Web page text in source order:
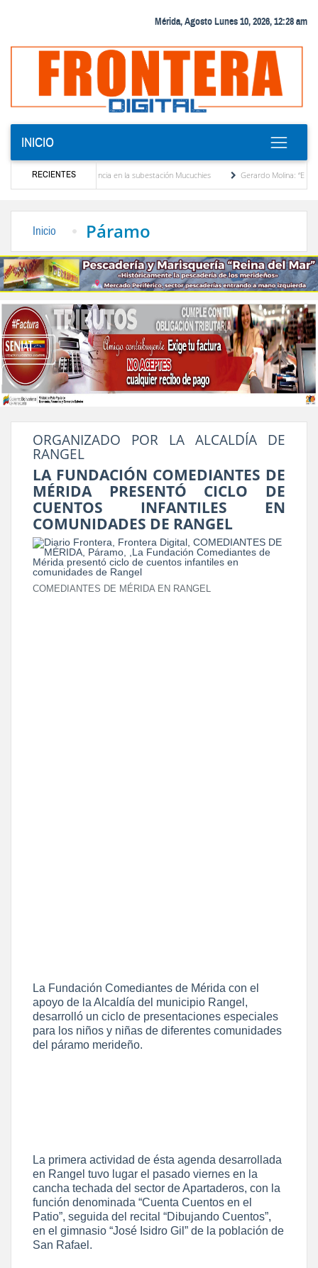
Mérida, Agosto Lunes 10, 2026, 12:28 am
INICIO
RECIENTES
de potencia en la subestación Mucuchies
Gerardo Molina: “El
Inicio Páramo
ORGANIZADO POR LA ALCALDÍA DE
RANGEL
LA FUNDACIÓN COMEDIANTES DE
MÉRIDA PRESENTÓ CICLO DE
CUENTOS INFANTILES EN
COMUNIDADES DE RANGEL
COMEDIANTES DE MÉRIDA EN RANGEL
La Fundación Comediantes de Mérida con el
apoyo de la Alcaldía del municipio Rangel,
desarrolló un ciclo de presentaciones especiales
para los niños y niñas de diferentes comunidades
del páramo merideño.
La primera actividad de ésta agenda desarrollada
en Rangel tuvo lugar el pasado viernes en la
cancha techada del sector de Apartaderos, con la
función denominada “Cuenta Cuentos en el
Patio”, seguida del recital “Dibujando Cuentos”,
en el gimnasio “José Isidro Gil” de la población de
San Rafael.